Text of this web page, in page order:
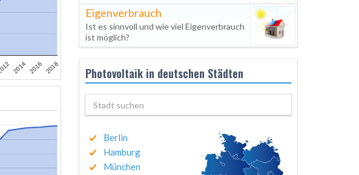
2014 2016 2018
Eigenverbrauch
Ist es sinnvoll und wie viel Eigenverbrauch
ist möglich?
Photovoltaik in deutschen Städten
Berlin
Hamburg
München